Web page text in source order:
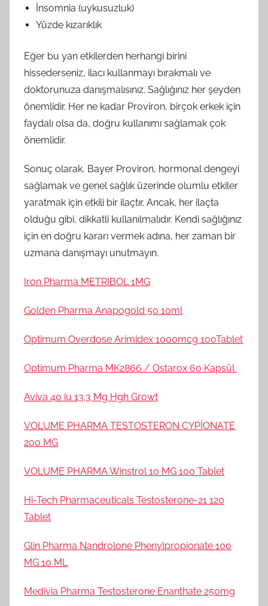
İnsomnia (uykusuzluk)
Yüzde kızarıklık
Eğer bu yan etkilerden herhangi birini
hissederseniz, ilacı kullanmayı bırakmalı ve
doktorunuza danışmalısınız. Sağlığınız her şeyden
önemlidir. Her ne kadar Proviron, birçok erkek için
faydalı olsa da, doğru kullanımı sağlamak çok
önemlidir.
Sonuç olarak, Bayer Proviron, hormonal dengeyi
sağlamak ve genel sağlık üzerinde olumlu etkiler
yaratmak için etkili bir ilaçtır. Ancak, her ilaçta
olduğu gibi, dikkatli kullanılmalıdır. Kendi sağlığınız
için en doğru kararı vermek adına, her zaman bir
uzmana danışmayı unutmayın.
Iron Pharma METRIBOL 1MG
Golden Pharma Anapogold 50 10ml
Optimum Overdose Arimidex 1000mcg 100Tablet
Optimum Pharma MK2866 / Ostarox 60 Kapsül
Aviva 40 iu 13.3 Mg Hgh Growt
VOLUME PHARMA TESTOSTERON CYPİONATE
200 MG
VOLUME PHARMA Winstrol 10 MG 100 Tablet
Hi-Tech Pharmaceuticals Testosterone-21 120
Tablet
Glin Pharma Nandrolone Phenylpropionate 100
MG 10 ML
Medivia Pharma Testosterone Enanthate 250mg